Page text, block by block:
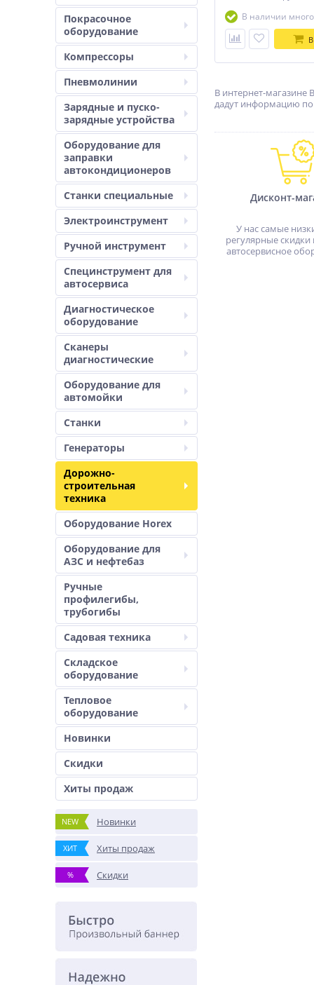
Покрасочное
оборудование
Компрессоры
Пневмолинии
Зарядные и пуско-
зарядные устройства
Оборудование для
заправки
автокондиционеров
Станки специальные
Электроинструмент
Ручной инструмент
Специнструмент для
автосервиса
Диагностическое
оборудование
Сканеры
диагностические
Оборудование для
автомойки
Станки
Генераторы
Дорожно-
строительная
техника
Оборудование Horex
Оборудование для
АЗС и нефтебаз
Ручные
профилегибы,
трубогибы
Садовая техника
Складское
оборудование
Тепловое
оборудование
Новинки
Скидки
Хиты продаж
NEW Новинки
ХИТ Хиты продаж
% Скидки
В наличии много
В интернет-магазине
дадут информацию по
Дисконт-
У нас самые
регулярные скидки
автосервисное